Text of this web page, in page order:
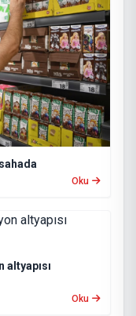
Oku
altyapısı
Oku